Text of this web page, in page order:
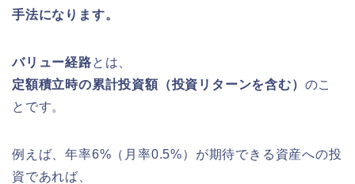
手法になります。
バリュー経路とは、
定額積立時の累計投資額（投資リターンを含む） のこ
とです。
例えば、年率6%（月率0.5%）が期待できる資産への投
資であれば、